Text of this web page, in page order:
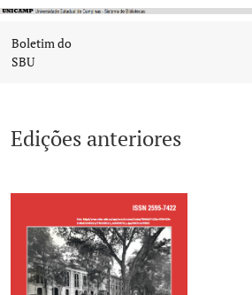
Boletim do
SBU
Edições anteriores